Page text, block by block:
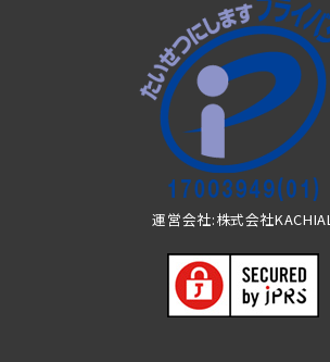
運営会社:株式会社KACHIAL